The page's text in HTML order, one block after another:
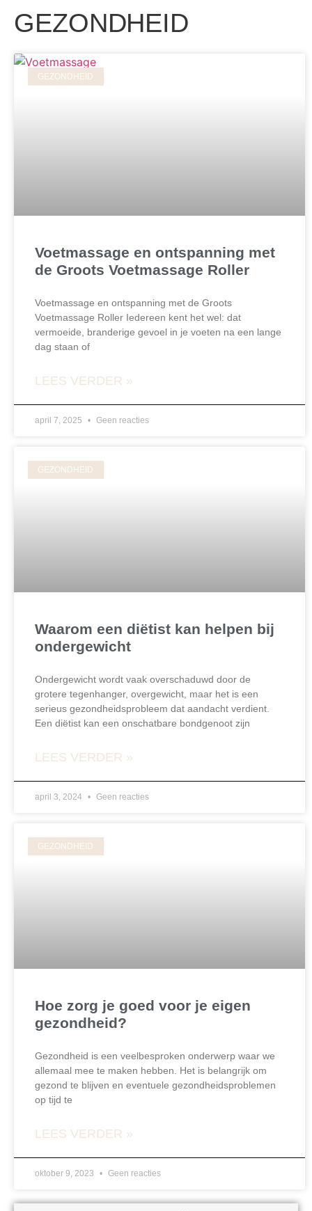
GEZONDHEID
GEZONDHEID
Voetmassage en ontspanning met
de Groots Voetmassage Roller
Voetmassage en ontspanning met de Groots
Voetmassage Roller Iedereen kent het wel: dat
vermoeide, branderige gevoel in je voeten na een lange
dag staan of
LEES VERDER »
april 7, 2025 Geen reacties
GEZONDHEID
Waarom een diëtist kan helpen bij
ondergewicht
Ondergewicht wordt vaak overschaduwd door de
grotere tegenhanger, overgewicht, maar het is een
serieus gezondheidsprobleem dat aandacht verdient.
Een diëtist kan een onschatbare bondgenoot zijn
LEES VERDER »
april 3, 2024 Geen reacties
GEZONDHEID
Hoe zorg je goed voor je eigen
gezondheid?
Gezondheid is een veelbesproken onderwerp waar we
allemaal mee te maken hebben. Het is belangrijk om
gezond te blijven en eventuele gezondheidsproblemen
op tijd te
LEES VERDER »
oktober 9, 2023 Geen reacties